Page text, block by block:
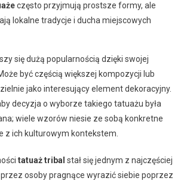
często przyjmują prostsze formy, ale
lokalne tradycje i ducha miejscowych
się dużą popularnością dzięki swojej
być częścią większej kompozycji lub
jako interesujący element dekoracyjny.
decyzja o wyborze takiego tatuażu była
wiele wzorów niesie ze sobą konkretne
z ich kulturowym kontekstem.
tatuaż tribal stał się jednym z najczęściej
osoby pragnące wyrazić siebie poprzez